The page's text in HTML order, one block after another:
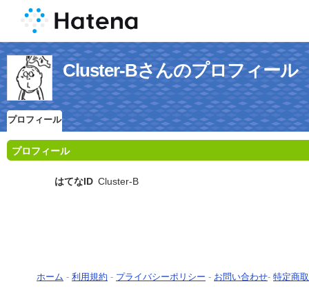
Cluster-Bさんのプロフィール
プロフィール
プロフィール
はてなID Cluster-B
ホーム - 利用規約 - プライバシーポリシー - お問い合わせ- 特定商